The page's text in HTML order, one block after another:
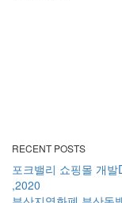
RECENT POSTS
포크밸리 쇼핑몰 개발
,2020